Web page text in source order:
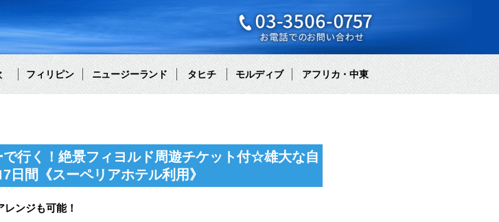
フィリピン ニュージーランド タヒチ モルディブ アフリカ・中東
で行く！絶景フィヨルド周遊チケット付☆雄大な自
日間《スーペリアホテル利用》
ンジも可能！